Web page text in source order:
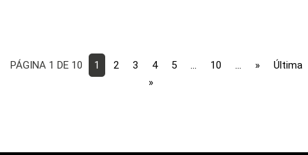
PÁGINA 1 DE 10 1 2 3 4 5 ... 10 ... »
Última
»